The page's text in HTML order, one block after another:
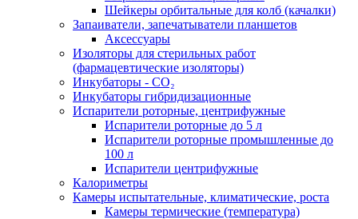
Шейкеры орбитальные для колб (качалки)
Запаиватели, запечатыватели планшетов
Аксессуары
Изоляторы для стерильных работ
(фармацевтические изоляторы)
Инкубаторы - CO₂
Инкубаторы гибридизационные
Испарители роторные, центрифужные
Испарители роторные до 5 л
Испарители роторные промышленные до
100 л
Испарители центрифужные
Калориметры
Камеры испытательные, климатические, роста
Камеры термические (температура)